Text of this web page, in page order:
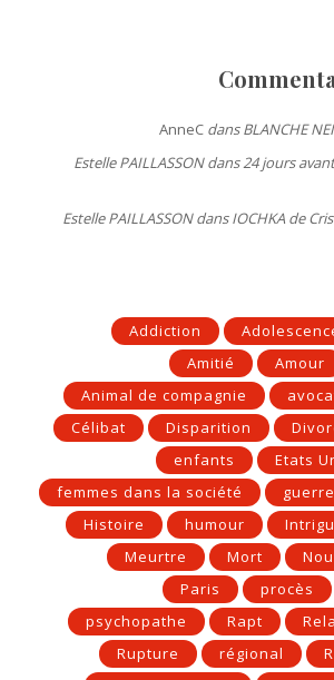
AnneC dansBLANCHE
Estelle PAILLASSONdans24 jours
Estelle PAILLASSONdansIOCHKA de
Addiction
Amitié
Amour
Animal de compagnie
Célibat
Disparition
enfants
Etats
femmes dans la société
guerre
Histoire
humour
Meurtre
Mort
Paris
procès
psychopathe
Rapt
Rupture
régional